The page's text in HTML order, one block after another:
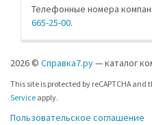
Телефонные номера
665-25-00.
2026 © Справка7.ру— каталог
This site is protected by reCAPTCHA and
Service apply.
Пользовательское соглашение